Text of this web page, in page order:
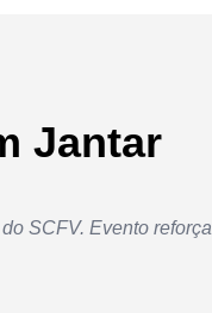
Jantar
SCFV. Evento reforça